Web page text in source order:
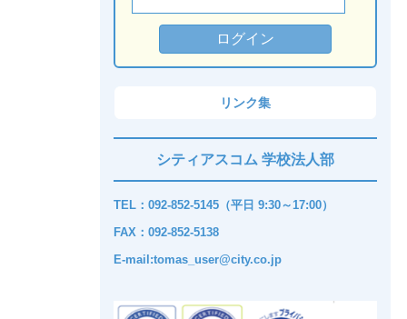
リンク集
シティアスコム 学校法人部
TEL：092-852-5145（平日 9:30～17:00）
FAX：092-852-5138
E-mail:tomas_user@city.co.jp